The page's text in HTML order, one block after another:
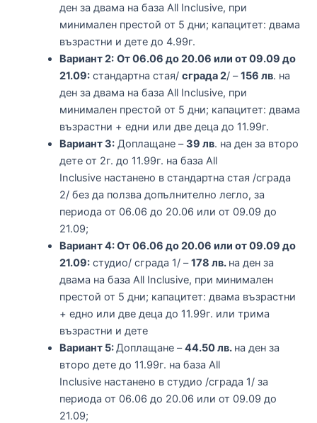
ден за двама на база All Inclusive, при
минимален престой от 5 дни; капацитет: двама
възрастни и дете до 4.99г.
Вариант 2: От 06.06 до 20.06 или от 09.09 до
21.09:стандартна стая/ сграда 2/ –156 лв. на
ден за двама на база All Inclusive, при
минимален престой от 5 дни; капацитет: двама
възрастни + едни или две деца до 11.99г.
Вариант 3:Доплащане –39 лв. на ден за второ
дете от 2г. до 11.99г. на база All
Inclusive настанено в стандартна стая /сграда
2/ без да ползва допълнително легло, за
периода от 06.06 до 20.06 или от 09.09 до
21.09;
Вариант 4: От 06.06 до 20.06 или от 09.09 до
21.09:студио/ сграда 1/ –178 лв. на ден за
двама на база All Inclusive, при минимален
престой от 5 дни; капацитет: двама възрастни
+ едно или две деца до 11.99г. или трима
възрастни и дете
Вариант 5:Доплащане –44.50 лв. на ден за
второ дете до 11.99г. на база All
Inclusive настанено в студио /сграда 1/ за
периода от 06.06 до 20.06 или от 09.09 до
21.09;